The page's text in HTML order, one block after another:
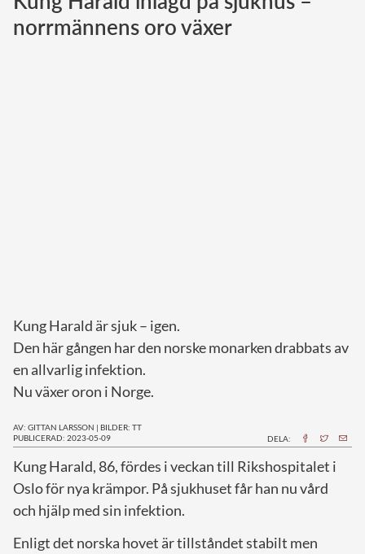
Norska kungahuset
norrmännens oro växer
Kung Harald är sjuk – igen.
Den här gången har den norske monarken drabbats av
en allvarlig infektion.
Nu växer oron i Norge.
AV: GITTAN LARSSON | BILDER: TT
PUBLICERAD: 2023-05-09
DELA:
Kung Harald, 86, fördes i veckan till Rikshospitalet i
Oslo för nya krämpor. På sjukhuset får han nu vård
och hjälp med sin infektion.
Enligt det norska hovet är tillståndet stabilt men